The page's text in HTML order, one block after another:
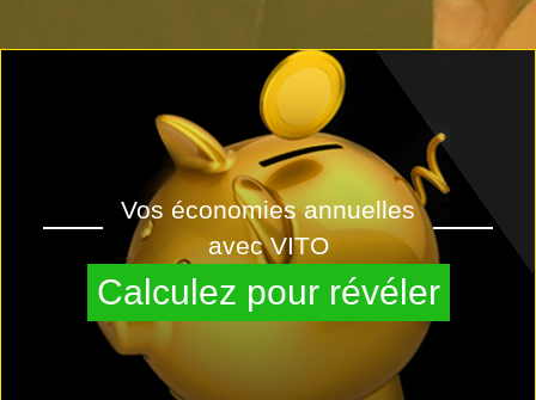
Vos économies annuelles
avec VITO
Calculez pour révéler